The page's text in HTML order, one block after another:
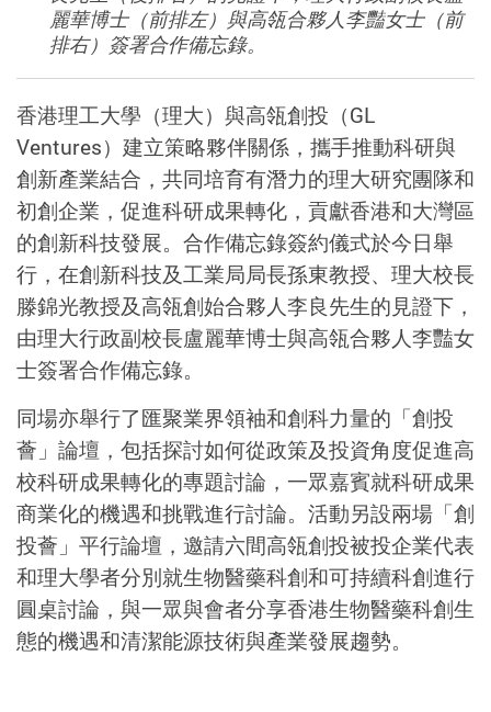
麗華博士（前排左）與高瓴合夥人李豔女士（前
排右）簽署合作備忘錄。
香港理工大學（理大）與高瓴創投（GL
Ventures）建立策略夥伴關係，攜手推動科研與
創新產業結合，共同培育有潛力的理大研究團隊和
初創企業，促進科研成果轉化，貢獻香港和大灣區
的創新科技發展。合作備忘錄簽約儀式於今日舉
行，在創新科技及工業局局長孫東教授、理大校長
滕錦光教授及高瓴創始合夥人李良先生的見證下，
由理大行政副校長盧麗華博士與高瓴合夥人李豔女
士簽署合作備忘錄。
同場亦舉行了匯聚業界領袖和創科力量的「創投
薈」論壇，包括探討如何從政策及投資角度促進高
校科研成果轉化的專題討論，一眾嘉賓就科研成果
商業化的機遇和挑戰進行討論。活動另設兩場「創
投薈」平行論壇，邀請六間高瓴創投被投企業代表
和理大學者分別就生物醫藥科創和可持續科創進行
圓桌討論，與一眾與會者分享香港生物醫藥科創生
態的機遇和清潔能源技術與產業發展趨勢。